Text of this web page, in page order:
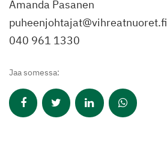
Amanda Pasanen
puheenjohtajat@vihreatnuoret.fi
040 961 1330
Jaa somessa: